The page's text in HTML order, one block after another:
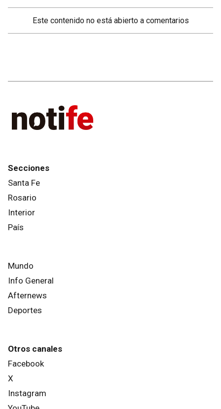
Este contenido no está abierto a comentarios
Secciones
Santa Fe
Rosario
Interior
País
Mundo
Info General
Afternews
Deportes
Otros canales
Facebook
X
Instagram